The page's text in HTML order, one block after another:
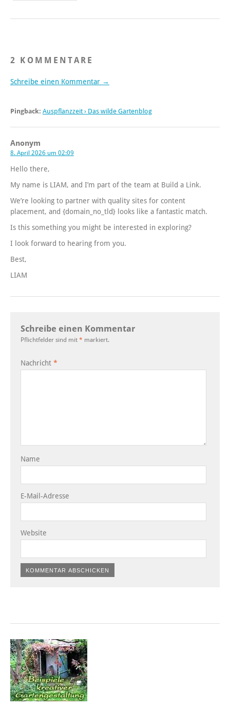
2 KOMMENTARE
Schreibe einen Kommentar →
Pingback: Auspflanzzeit › Das wilde Gartenblog
Anonym
8. April 2026 um 02:09
Hello there,
My name is LIAM, and I’m part of the team at Build a Link.
We’re looking to partner with quality sites for content
placement, and {domain_no_tld} looks like a fantastic match.
Is this something you might be interested in exploring?
I look forward to hearing from you.
Best,
LIAM
Schreibe einen Kommentar
Pflichtfelder sind mit * markiert.
Nachricht *
Name
E-Mail-Adresse
Website